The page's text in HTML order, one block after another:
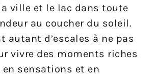
ville et le lac dans toute
au coucher du soleil.
autant d’escales à ne pas
vivre des moments riches
sensations et en